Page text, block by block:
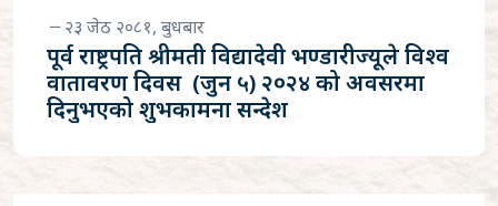
२३ जेठ २०८१, बुधबार
पूर्व राष्ट्रपति श्रीमती विद्यादेवी भण्डारीज्यूले विश्व
वातावरण दिवस (जुन ५) २०२४ को अवसरमा
दिनुभएको शुभकामना सन्देश